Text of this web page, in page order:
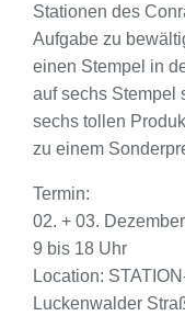
Stationen des
Aufgabe zu
einen Stempel in
auf sechs Stempel
sechs tollen
zu einem
Termin:
02. + 03.
9 bis 18 Uhr
Location:
Luckenwalder